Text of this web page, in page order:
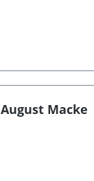
August Macke